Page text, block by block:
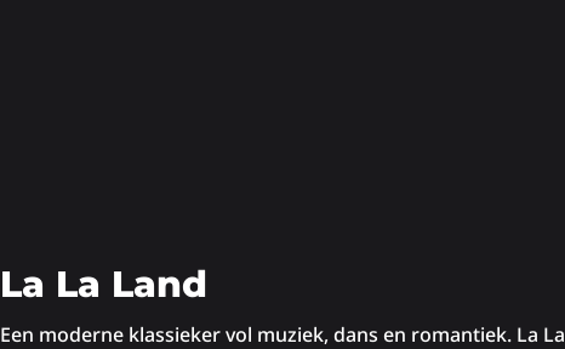
La La Land
Een moderne klassieker vol muziek, dans en romantiek. La La